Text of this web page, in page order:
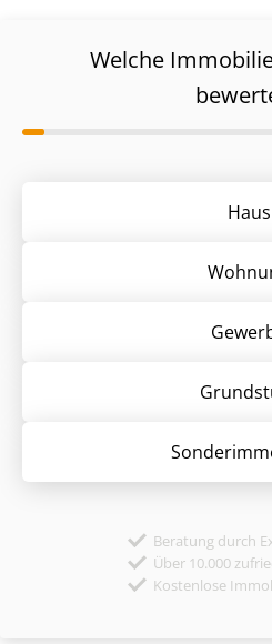
Welche
Haus
Beratung durch
Über 10.000
Kostenlose